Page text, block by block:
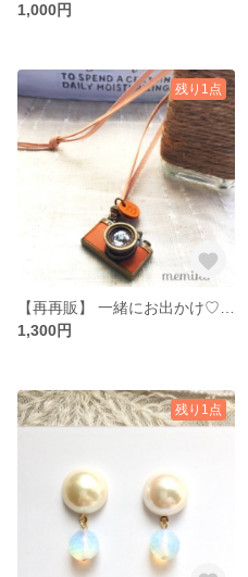
1,000円
残り1点
1,300円
残り1点